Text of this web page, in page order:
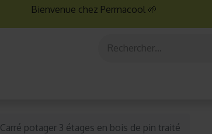
Bienvenue chez Permacool 🌱
Carré potager 3 étages en bois de pin traité